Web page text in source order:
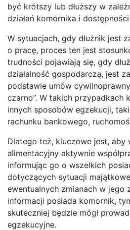
być krótszy lub dłuższy w
działań komornika i
W sytuacjach, gdy dłużnik jest
o pracę, proces ten jest
trudności pojawiają się, gdy
działalność gospodarczą, jest
podstawie umów
czarno”. W takich przypadkach
innych sposobów egzekucji,
rachunku bankowego,
Dlatego też, kluczowe jest, aby
alimentacyjny aktywnie
informując go o wszelkich
dotyczących sytuacji
ewentualnych zmianach w jego
informacji posiada komornik,
skuteczniej będzie mógł
egzekucyjne.